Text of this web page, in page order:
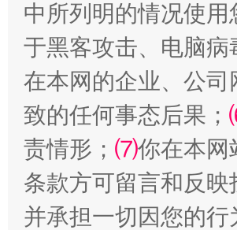
从幼儿园到大学，有这些资助
中所列明的情况使
于黑客攻击、电脑
在本网的企业、公
致的任何事态后果；
责情形； ⑺你在本网
条款方可留言和反
并承担一切因您的